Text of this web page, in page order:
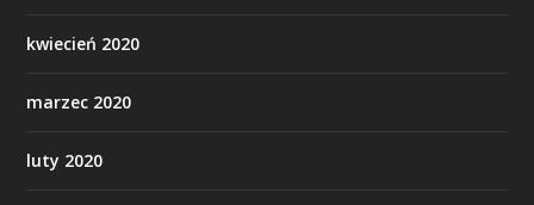
kwiecień 2020
marzec 2020
luty 2020